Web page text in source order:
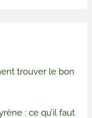
trouver le bon
: ce qu’il faut